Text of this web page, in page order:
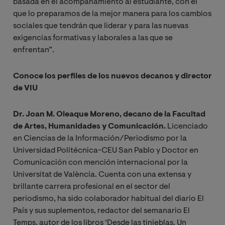
basada en el acompañamiento al estudiante, con el
que lo preparamos de la mejor manera para los cambios
sociales que tendrán que liderar y para las nuevas
exigencias formativas y laborales a las que se
enfrentan”.
Conoce los perfiles de los nuevos decanos y director
de VIU
Dr. Joan M. Oleaque Moreno, decano de la Facultad
de Artes, Humanidades y Comunicación. Licenciado
en Ciencias de la Información/Periodismo por la
Universidad Politécnica-CEU San Pablo y Doctor en
Comunicación con mención internacional por la
Universitat de València. Cuenta con una extensa y
brillante carrera profesional en el sector del
periodismo, ha sido colaborador habitual del diario El
País y sus suplementos, redactor del semanario El
Temps, autor de los libros ‘Desde las tinieblas. Un